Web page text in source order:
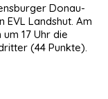
Donau-
EVL Landshut. Am
17 Uhr die
(44 Punkte).